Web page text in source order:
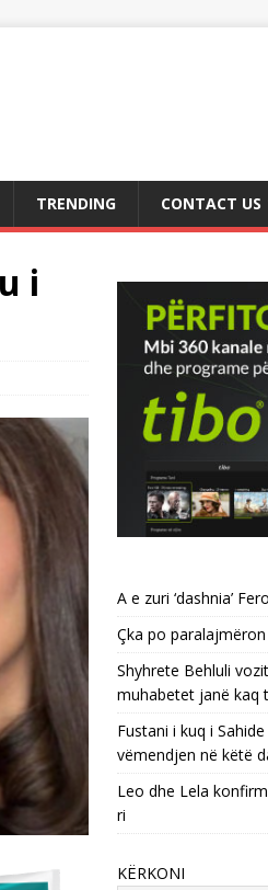
TRENDING CONTACT US
i
A e zuri ‘dashnia’
Çka po
Shyhrete Behluli
muhabetet janë kaq
Fustani i kuq i
vëmendjen në këtë
Leo dhe Lela
ri
KËRKONI